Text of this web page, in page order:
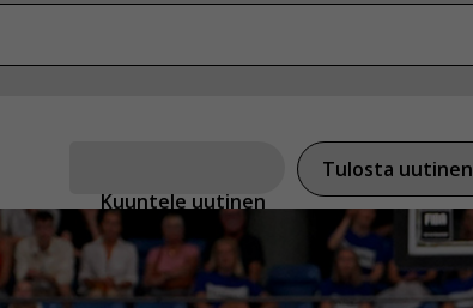
Kuuntele uutinen
Tulosta uutinen